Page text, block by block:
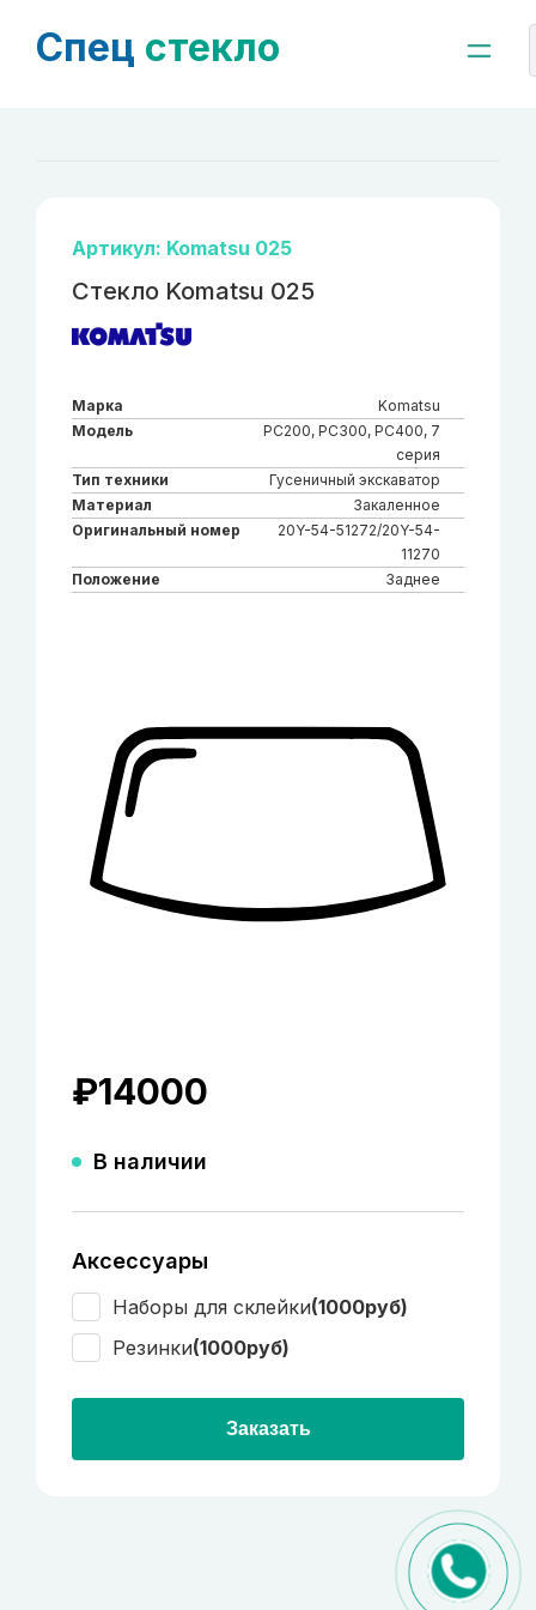
Спец стекло
Артикул: Komatsu 025
Стекло Komatsu 025
Марка
Komatsu
Модель
PC200, PC300, PC400, 7
серия
Тип техники
Гусеничный экскаватор
Материал
Закаленное
Оригинальный номер
20Y-54-51272/20Y-54-
11270
Положение
Заднее
₽14000
В наличии
Аксессуары
Наборы для склейки(1000руб)
Резинки(1000руб)
Заказать